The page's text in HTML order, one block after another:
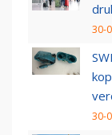
30-
30-